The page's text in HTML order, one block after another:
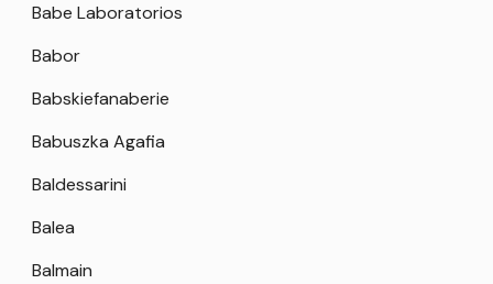
Babe Laboratorios
Babor
Babskiefanaberie
Babuszka Agafia
Baldessarini
Balea
Balmain